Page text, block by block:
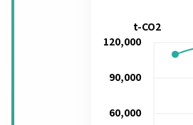
60,000
90,000
120,000
t-CO2